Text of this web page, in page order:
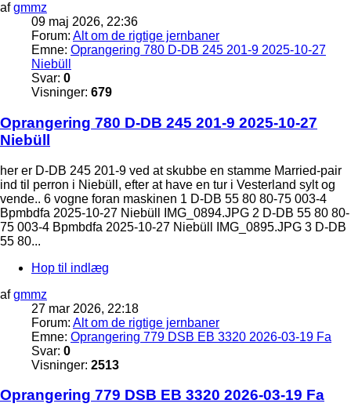
afgmmz
09 maj 2026, 22:36
Forum: Alt om de rigtige jernbaner
Emne: Oprangering 780 D-DB 245 201-9 2025-10-27
Niebüll
Svar: 0
Visninger: 679
Oprangering 780 D-DB 245 201-9 2025-10-27
Niebüll
her er D-DB 245 201-9 ved at skubbe en stamme Married-pair
ind til perron i Niebüll, efter at have en tur i Vesterland sylt og
vende.. 6 vogne foran maskinen 1 D-DB 55 80 80-75 003-4
Bpmbdfa 2025-10-27 Niebüll IMG_0894.JPG 2 D-DB 55 80 80-
75 003-4 Bpmbdfa 2025-10-27 Niebüll IMG_0895.JPG 3 D-DB
55 80...
Hop til indlæg
afgmmz
27 mar 2026, 22:18
Forum: Alt om de rigtige jernbaner
Emne: Oprangering 779 DSB EB 3320 2026-03-19 Fa
Svar: 0
Visninger: 2513
Oprangering 779 DSB EB 3320 2026-03-19 Fa